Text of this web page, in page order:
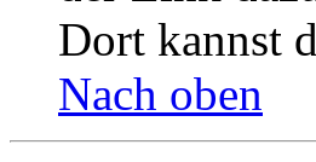
Dort kannst
Nach oben